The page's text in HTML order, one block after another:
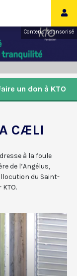
Contenu sponsorisé
un don à KTO
CÆLI
à la foule
de l’Angélus,
du Saint-